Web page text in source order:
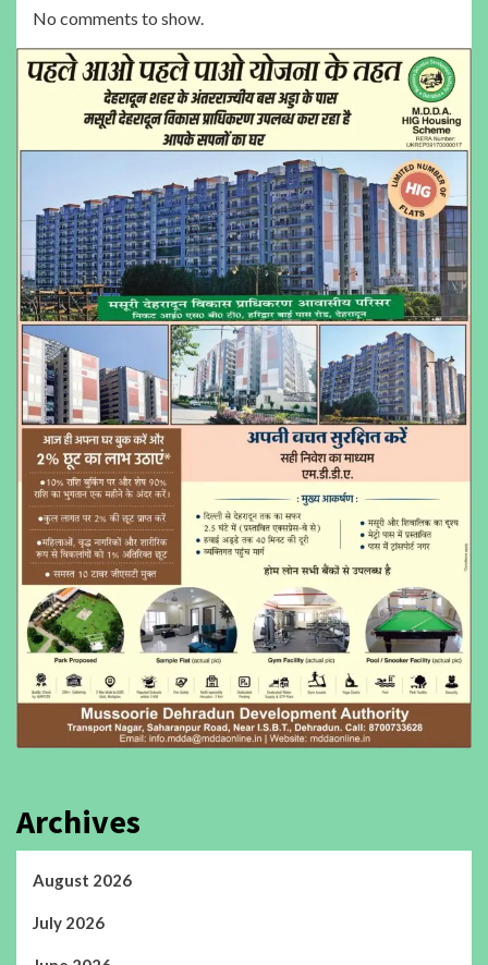
No comments to show.
Archives
August 2026
July 2026